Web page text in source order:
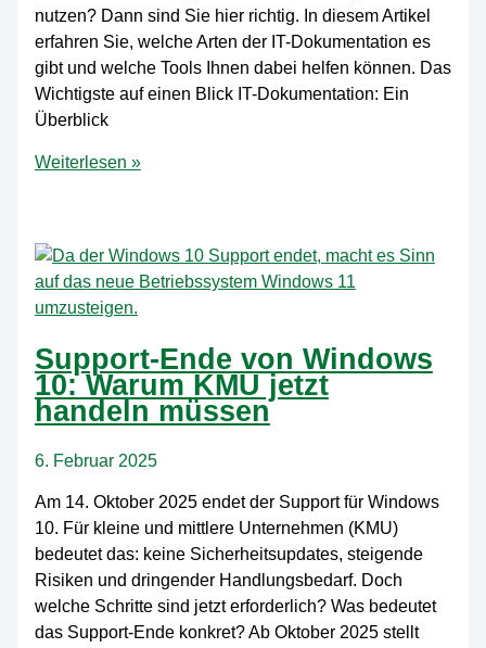
nutzen? Dann sind Sie hier richtig. In diesem Artikel
erfahren Sie, welche Arten der IT-Dokumentation es
gibt und welche Tools Ihnen dabei helfen können. Das
Wichtigste auf einen Blick IT-Dokumentation: Ein
Überblick
Die
Dokumentation:
Typen,
Tools
und
im
Überblick
Weiterlesen »
Support-Ende von Windows
10: Warum KMU jetzt
handeln müssen
6. Februar 2025
Am 14. Oktober 2025 endet der Support für Windows
10. Für kleine und mittlere Unternehmen (KMU)
bedeutet das: keine Sicherheitsupdates, steigende
Risiken und dringender Handlungsbedarf. Doch
welche Schritte sind jetzt erforderlich? Was bedeutet
das Support-Ende konkret? Ab Oktober 2025 stellt